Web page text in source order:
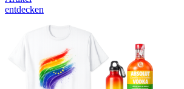
entdecken